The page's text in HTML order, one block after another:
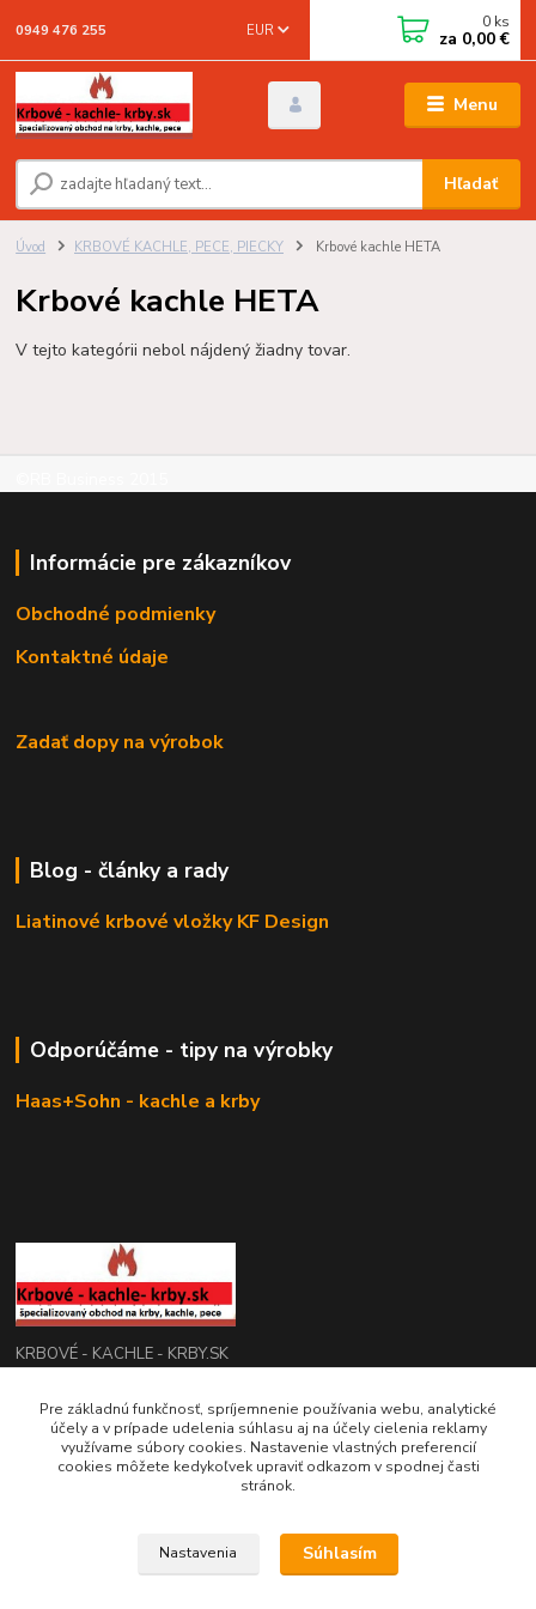
Menu
EUR
Hľadať
0949 476 255 0 ks
za 0,00 €
Úvod KRBOVÉ KACHLE, PECE, PIECKY Krbové kachle HETA
Krbové kachle HETA
V tejto kategórii nebol nájdený žiadny tovar.
Informácie pre zákazníkov
Obchodné podmienky
Kontaktné údaje
Zadať dopy na výrobok
Blog - články a rady
Liatinové krbové vložky KF Design
Odporúčáme - tipy na výrobky
Haas+Sohn - kachle a krby
KRBOVÉ - KACHLE - KRBY.SK
0949 476 255
08:00 - 17.00
Pre základnú funkčnosť, spríjemnenie používania webu, analytické
účely a v prípade udelenia súhlasu aj na účely cielenia reklamy
využívame súbory cookies. Nastavenie vlastných preferencií
cookies môžete kedykoľvek upraviť odkazom v spodnej časti
stránok.
Nastavenia Súhlasím